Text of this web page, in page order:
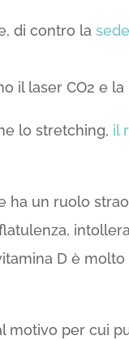
di contro la
il laser CO2 e
lo stretching, il
ha un ruolo
D è
motivo per cui